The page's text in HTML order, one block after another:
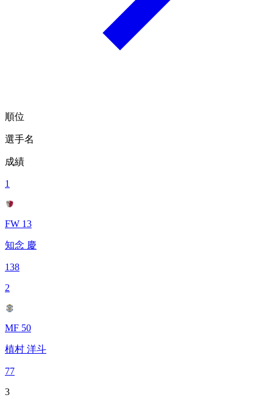
順位
選手名
成績
1
FW 13
知念 慶
138
2
MF 50
植村 洋斗
77
3